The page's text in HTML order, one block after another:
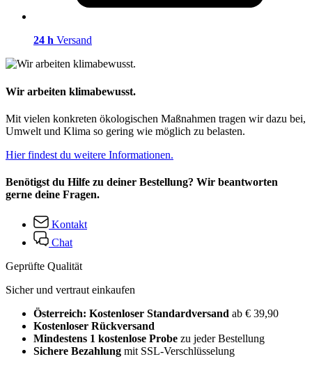
24 h Versand
Wir arbeiten klimabewusst.
Mit vielen konkreten ökologischen Maßnahmen tragen wir dazu bei,
Umwelt und Klima so gering wie möglich zu belasten.
Hier findest du weitere Informationen.
Benötigst du Hilfe zu deiner Bestellung? Wir beantworten
gerne deine Fragen.
Kontakt
Chat
Geprüfte Qualität
Sicher und vertraut einkaufen
Österreich: Kostenloser Standardversand ab € 39,90
Kostenloser Rückversand
Mindestens 1 kostenlose Probe zu jeder Bestellung
Sichere Bezahlung mit SSL-Verschlüsselung